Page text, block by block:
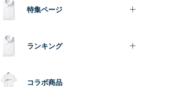
特集ページ
ランキング
コラボ商品